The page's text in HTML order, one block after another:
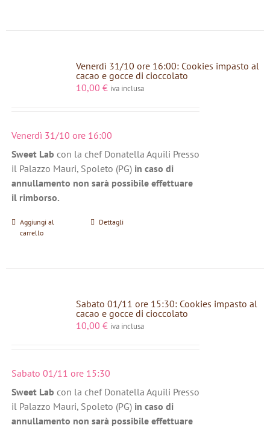
Venerdì 31/10 ore 16:00: Cookies impasto al
cacao e gocce di cioccolato
10,00 € iva inclusa
Venerdì 31/10 ore 16:00
Sweet Lab con la chef Donatella Aquili Presso
il Palazzo Mauri, Spoleto (PG) in caso di
annullamento non sarà possibile effettuare
il rimborso.
Aggiungi al
carrello
Dettagli
Sabato 01/11 ore 15:30: Cookies impasto al
cacao e gocce di cioccolato
10,00 € iva inclusa
Sabato 01/11 ore 15:30
Sweet Lab con la chef Donatella Aquili Presso
il Palazzo Mauri, Spoleto (PG) in caso di
annullamento non sarà possibile effettuare